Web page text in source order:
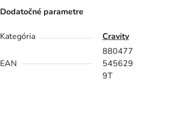
Dodatočné parametre
Kategória Cravity
EAN
880477
545629
9T